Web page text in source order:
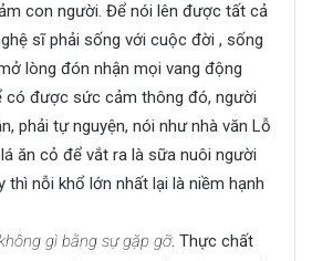
con người. Để nói lên được tất cả
sĩ phải sống với cuộc đời , sống
lòng đón nhận mọi vang động
có được sức cảm thông đó, người
phải tự nguyện, nói như nhà văn Lỗ
ăn cỏ để vắt ra là sữa nuôi người
nỗi khổ lớn nhất lại là niềm hạnh
gì bằng sự gặp gỡ. Thực chất